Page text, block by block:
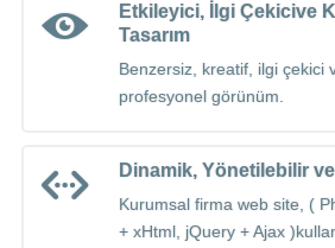
Etkileyici, İlgi Çekicive
Tasarım
Benzersiz, kreatif, ilgi çekici
profesyonel görünüm.
Dinamik, Yönetilebilir
Kurumsal firma web site, (
+ xHtml, jQuery + Ajax